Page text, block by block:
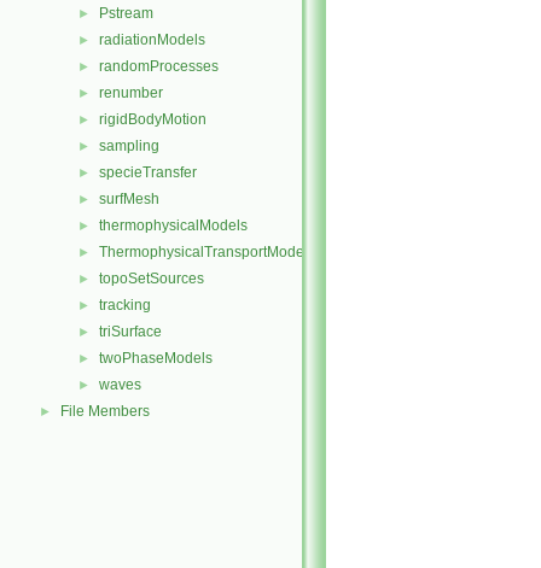
► Pstream
► radiationModels
► randomProcesses
► renumber
► rigidBodyMotion
► sampling
► specieTransfer
► surfMesh
► thermophysicalModels
► ThermophysicalTransportModels
► topoSetSources
► tracking
► triSurface
► twoPhaseModels
► waves
► File Members